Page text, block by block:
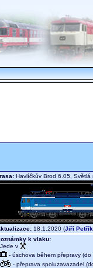
Havlíčkův Brod 6.05,
18.1.2020 (Jiří Petřík
k vlaku:
Jede v
- úschova během přepravy
- přeprava spoluzavazadel